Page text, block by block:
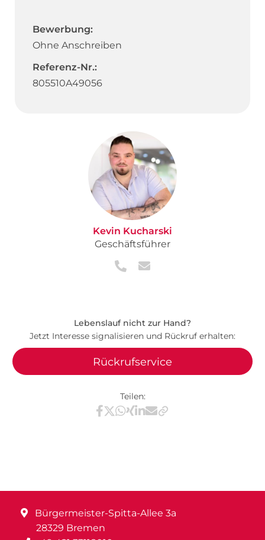
Bewerbung:
Ohne Anschreiben
Referenz-Nr.:
805510A49056
Kevin Kucharski
Geschäftsführer
Lebenslauf nicht zur Hand?
Jetzt Interesse signalisieren und Rückruf erhalten:
Rückrufservice
Teilen:
Teilen via Facebook
Teilen via X / Twitter
Teilen via WhatsApp
Teilen via Xing
Teilen via LinkedIn
Teilen via E-Mail
Bürgermeister-Spitta-Allee 3a
28329 Bremen